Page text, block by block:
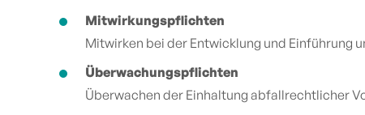
Mitwirkungspflichten
Mitwirken bei der Entwicklung und Einführung
Überwachungspflichten
Überwachen der Einhaltung abfallrechtlicher